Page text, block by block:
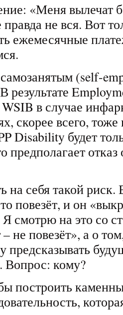
«Меня вылечат
не вся. Вот
ежемесячные
(self-
результате
WSIB в случае
скорее всего, тоже
Disability будет
предполагает
на себя такой риск.
повезёт, и он
Я смотрю на это со
не повезёт», а о
предсказывать
Вопрос: кому?
построить